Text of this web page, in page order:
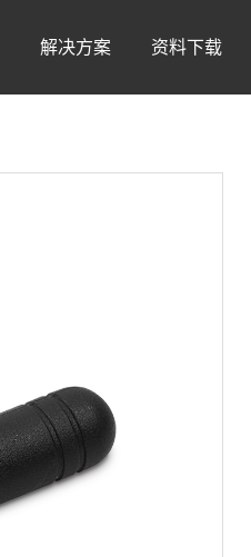
解决方案 资料下载